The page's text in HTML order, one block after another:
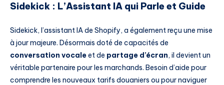
Sidekick : L’Assistant IA qui Parle et Guide
Sidekick, l’assistant IA de Shopify, a également reçu une mise
à jour majeure. Désormais doté de capacités de
conversation vocaleet de partage d’écran, il devient un
véritable partenaire pour les marchands. Besoin d’aide pour
comprendre les nouveaux tarifs douaniers ou pour naviguer